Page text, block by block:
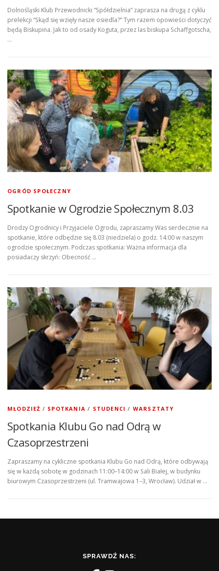
Dolnośląski Klub Przewodnicki “Spółdzielnia” zaprasza na drugą z cyklu
prelekcji “Skąd się wzięły nasze osiedla?” Tym razem opowieści dotyczyć
będą Biskupina. Jak to od osady Koguta, przez las biskupa Schaffgotscha,
…
OGRÓD SPOŁECZNY
Spotkanie w Ogrodzie Społecznym 8.03
Drodzy Ogrodnicy i Przyjaciele Ogrodu, zapraszamy Was serdecznie na
spotkanie, które odbędzie się 8.03 (niedziela) o godz. 14:00 w naszym
ogrodzie społecznym. Podczas spotkania: Ważna informacja dla
posiadaczy skrzyń: Obecność …
MŁODZIEŻ / SPOTKANIA / STUDENCI / WARSZTATY
Spotkania Klubu Go nad Odrą w
Czasoprzestrzeni
Zapraszamy na cykliczne spotkania Klubu Go nad Odrą, które odbywają
się w każdą sobotę w godzinach 11:00–14:00 w Sali Białej, w budynku
biurowym Czasoprzestrzeni (ul. Tramwajowa 1–3, Wrocław). Udział w …
SPRAWDŹ NAS: